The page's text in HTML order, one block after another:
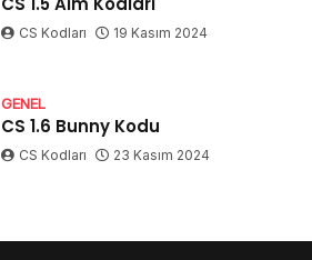
CS Kodları 19 Kasım 2024
GENEL
CS 1.6 Bunny Kodu
CS Kodları 23 Kasım 2024